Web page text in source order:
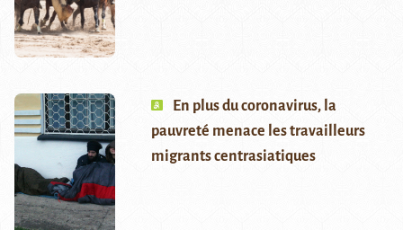
En plus du coronavirus, la
pauvreté menace les travailleurs
migrants centrasiatiques